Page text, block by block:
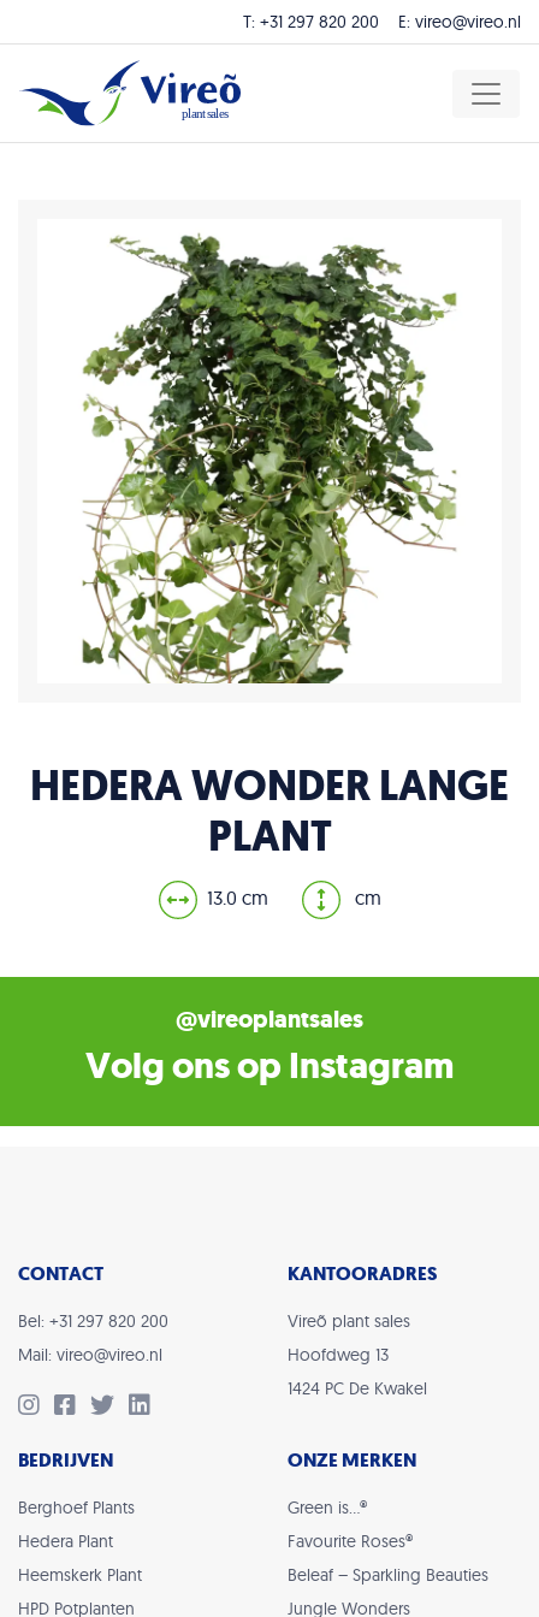
T: +31 297 820 200 E: vireo@vireo.nl
HEDERA WONDER LANGE
PLANT
13.0 cm cm
@vireoplantsales
Volg ons op Instagram
CONTACT
Bel: +31 297 820 200
Mail: vireo@vireo.nl
KANTOORADRES
Vireõ plant sales
Hoofdweg 13
1424 PC De Kwakel
BEDRIJVEN
Berghoef Plants
Hedera Plant
Heemskerk Plant
HPD Potplanten
ONZE MERKEN
Green is…®
Favourite Roses®
Beleaf – Sparkling Beauties
Jungle Wonders